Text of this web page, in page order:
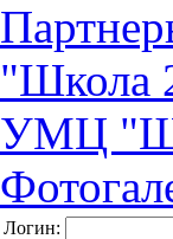
"Школа
УМЦ
Логин: